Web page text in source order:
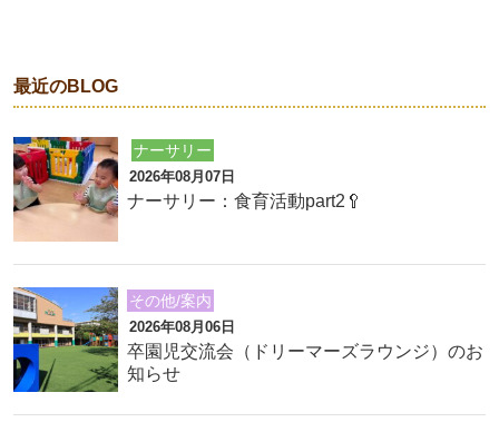
最近のBLOG
ナーサリー
2026年08月07日
ナーサリー：食育活動part2🥄
その他/案内
2026年08月06日
卒園児交流会（ドリーマーズラウンジ）のお
知らせ